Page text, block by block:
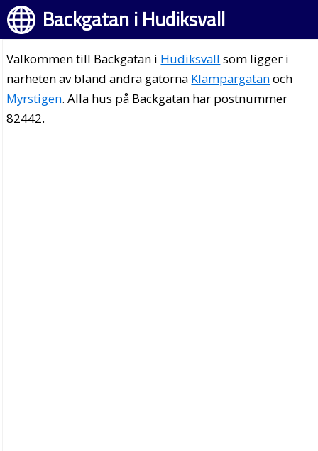
Backgatan i Hudiksvall
Välkommen till Backgatan i Hudiksvall som ligger i
närheten av bland andra gatorna Klampargatanoch
Myrstigen. Alla hus på Backgatan har postnummer
82442.